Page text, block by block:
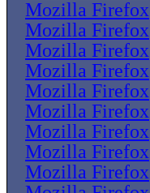
Mozilla Firefox
Mozilla Firefox
Mozilla Firefox
Mozilla Firefox
Mozilla Firefox
Mozilla Firefox
Mozilla Firefox
Mozilla Firefox
Mozilla Firefox